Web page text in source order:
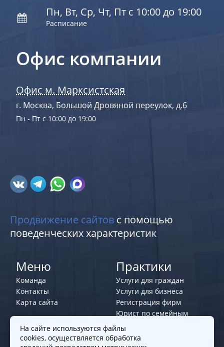
Офис компании
Офис м. Марксистская
г. Москва, Большой Дровяной переулок, д.6
Пн - Пт с 10:00 до 19:00
Пн, Вт, Ср, Чт, Пт с 10:00 до 19:00
Расписание
Продвижение сайтов с помощью
поведенческих характеристик
Меню
Команда
Контакты
Карта сайта
Практики
Услуги для граждан
Услуги для бизнеса
Регистрация фирм
Юрист по семейным
На сайте используются файлы
cookies, осуществляется обработка